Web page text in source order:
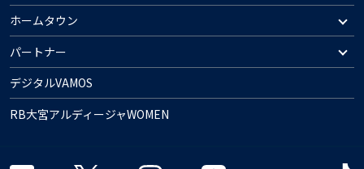
ホームタウン
パートナー
デジタルVAMOS
RB大宮アルディージャWOMEN